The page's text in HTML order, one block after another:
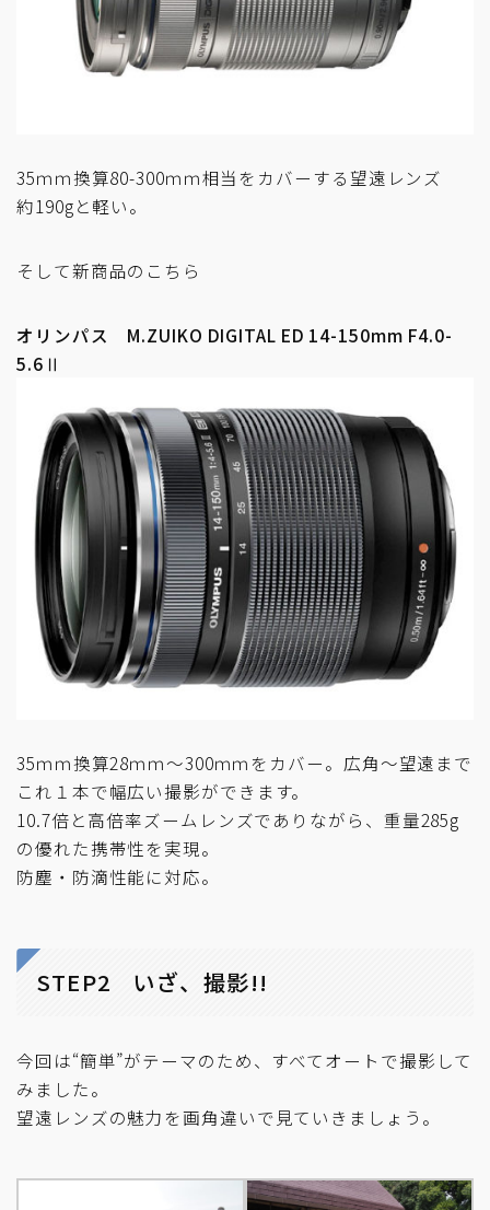
35ｍｍ換算80-300ｍｍ相当をカバーする望遠レンズ
約190gと軽い。
そして新商品のこちら
オリンパス M.ZUIKO DIGITAL ED 14-150mm F4.0-
5.6Ⅱ
35ｍｍ換算28ｍｍ～300ｍｍをカバー。広角～望遠まで
これ１本で幅広い撮影ができます。
10.7倍と高倍率ズームレンズでありながら、重量285g
の優れた携帯性を実現。
防塵・防滴性能に対応。
STEP2 いざ、撮影!!
今回は“簡単”がテーマのため、すべてオートで撮影して
みました。
望遠レンズの魅力を画角違いで見ていきましょう。